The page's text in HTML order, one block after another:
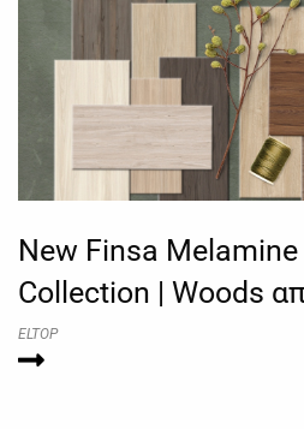
New Finsa Melamine
Collection | Woods
ELTOP